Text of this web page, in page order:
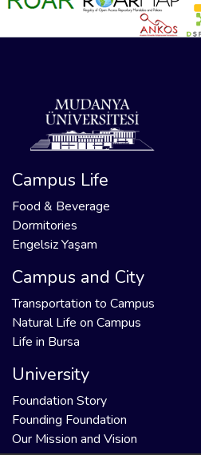
Campus Life
Food & Beverage
Dormitories
Engelsiz Yaşam
Campus and City
Transportation to Campus
Natural Life on Campus
Life in Bursa
University
Foundation Story
Founding Foundation
Our Mission and Vision